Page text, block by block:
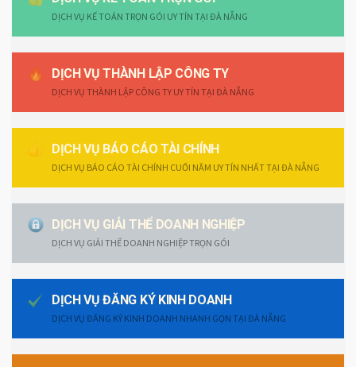
DỊCH VỤ KẾ TOÁN TRỌN GÓI UY TÍN TẠI ĐÀ NẴNG
DỊCH VỤ THÀNH LẬP CÔNG TY
DỊCH VỤ THÀNH LẬP CÔNG TY UY TÍN TẠI ĐÀ NẴNG
DỊCH VỤ BÁO CÁO TÀI CHÍNH
DỊCH VỤ BÁO CÁO TÀI CHÍNH CUỐI NĂM UY TÍN NHẤT TẠI ĐÀ NẴNG
DỊCH VỤ GIẢI THỂ DOANH NGHIỆP
DỊCH VỤ GIẢI THỂ DOANH NGHIỆP TRỌN GÓI
DỊCH VỤ ĐĂNG KÝ KINH DOANH
DỊCH VỤ ĐĂNG KÝ KINH DOANH NHANH GỌN TẠI ĐÀ NẴNG